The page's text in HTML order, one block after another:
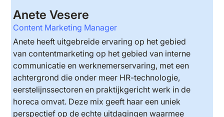
Anete Vesere
Content Marketing Manager
Anete heeft uitgebreide ervaring op het gebied
van contentmarketing op het gebied van interne
communicatie en werknemerservaring, met een
achtergrond die onder meer HR-technologie,
eerstelijnssectoren en praktijkgericht werk in de
horeca omvat. Deze mix geeft haar een uniek
perspectief op de echte uitdagingen waarmee